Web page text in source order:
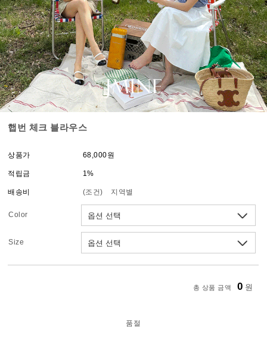
햅번 체크 블라우스
상품가 68,000원
적립금 1%
배송비 (조건) 지역별
Color
Size
총 상품 금액 0 원
품절